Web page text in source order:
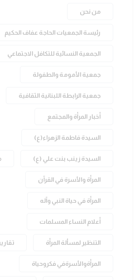
من نحن
رئيسة الجمعيات الحاجة عفاف الحكيم
الجمعية النسائية للتكافل الاجتماعي
جمعية الأمومة والطفولة
جمعية الرابطة اللبنانية الثقافية
أخبار المرأة والمجتمع
السيدة فاطمة الزهراء(ع)
السيدة زينب بنت علي (ع)
المرأة والأسرة في القرآن
المرأة في حياة النبي وآله
أعلام النساء المسلمات
التنظير لمسألة المرأة
المرأةوالأسرةفي فكروحياة